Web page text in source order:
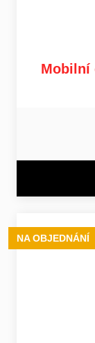
Mobilní
NA OBJEDNÁNÍ